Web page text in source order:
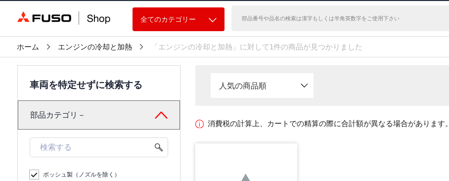
全てのカテゴリー
ホーム エンジンの冷却と加熱 「エンジンの冷却と加熱」に対して1件の商品が見つかりました
車両を特定せずに検索する
部品カテゴリ－
ボッシュ製（ノズルを除く）
人気の商品順
消費税の計算上、カートでの精算の際に合計額が異なる場合があります。